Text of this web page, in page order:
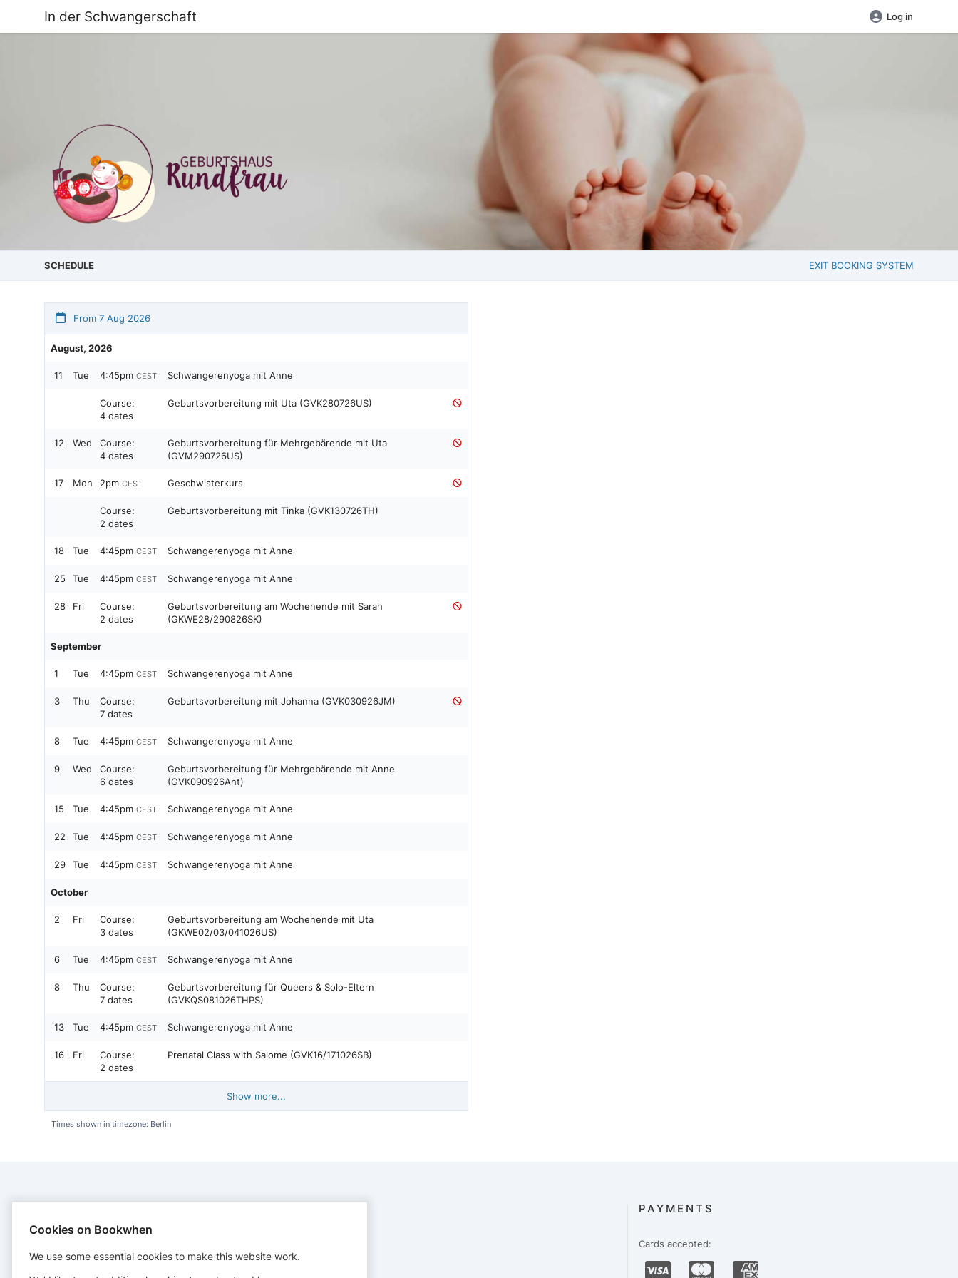
In der Schwangerschaft Log in
SCHEDULE EXIT BOOKING SYSTEM
From 7 Aug 2026
August, 2026
11 Tue 4:45pm CEST Schwangerenyoga mit Anne
Course:
4 dates
Geburtsvorbereitung mit Uta (GVK280726US)
12 Wed
Course:
4 dates
Geburtsvorbereitung für Mehrgebärende mit Uta
(GVM290726US)
17 Mon 2pm CEST Geschwisterkurs
Course:
2 dates
Geburtsvorbereitung mit Tinka (GVK130726TH)
18 Tue 4:45pm CEST Schwangerenyoga mit Anne
25 Tue 4:45pm CEST Schwangerenyoga mit Anne
28 Fri
Course:
2 dates
Geburtsvorbereitung am Wochenende mit Sarah
(GKWE28/290826SK)
September
1 Tue 4:45pm CEST Schwangerenyoga mit Anne
3 Thu
Course:
7 dates
Geburtsvorbereitung mit Johanna (GVK030926JM)
8 Tue 4:45pm CEST Schwangerenyoga mit Anne
9 Wed
Course:
6 dates
Geburtsvorbereitung für Mehrgebärende mit Anne
(GVK090926Aht)
15 Tue 4:45pm CEST Schwangerenyoga mit Anne
22 Tue 4:45pm CEST Schwangerenyoga mit Anne
29 Tue 4:45pm CEST Schwangerenyoga mit Anne
October
2 Fri
Course:
3 dates
Geburtsvorbereitung am Wochenende mit Uta
(GKWE02/03/041026US)
6 Tue 4:45pm CEST Schwangerenyoga mit Anne
8 Thu
Course:
7 dates
Geburtsvorbereitung für Queers & Solo-Eltern
(GVKQS081026THPS)
13 Tue 4:45pm CEST Schwangerenyoga mit Anne
16 Fri
Course:
2 dates
Prenatal Class with Salome (GVK16/171026SB)
Show more...
Times shown in timezone: Berlin
August-Bebel-Str. 11
PAYMENTS
Cards accepted:
Cookies on Bookwhen
We use some essential cookies to make this website work.